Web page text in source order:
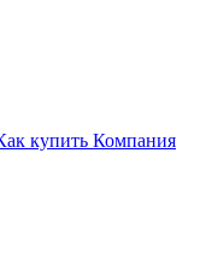
купить Компания